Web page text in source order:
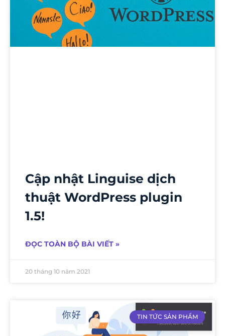
Cập nhật Linguise dịch
thuật WordPress plugin
1.5!
ĐỌC TOÀN BỘ BÀI VIẾT »
20 tháng 10 năm 2021
TIN TỨC SẢN PHẨM